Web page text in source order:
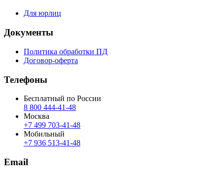
Для юрлиц
Документы
Политика обработки ПД
Договор-оферта
Телефоны
Бесплатный по России
8 800 444‑41‑48
Москва
+7 499 703‑41‑48
Мобильный
+7 936 513‑41‑48
Email